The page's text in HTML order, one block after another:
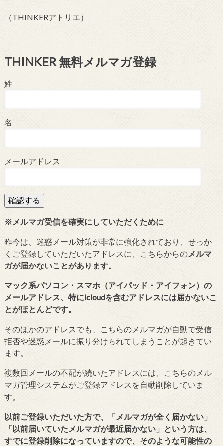
（THINKERアトリエ）
THINKER 無料メルマガ登録
姓
名
メールアドレス
※メルマガ受信を確実にしていただくために
昨今は、迷惑メール対策が非常に強化されており、せっか
くご登録していただいたアドレスに、こちらからのメルマ
ガが届かないことがあります。
マック系パソコン・スマホ（アイパッド・アイフォン）の
メールアドレス、特にicloudを含むアドレスには届かないこ
とがほとんどです。
そのほかのアドレスでも、こちらのメルマガが自動で受信
拒否や迷惑メールに振り分けられてしまうことが起きてい
ます。
複数回メールの不配が続いたアドレスには、こちらのメル
マガ管理システムがご登録アドレスを自動削除していま
す。
以前ご登録いただいた方で、「メルマガが全く届かない」
「以前届いていたメルマガが最近届かない」という方は、
すでに登録削除になっていますので、そのような可能性の